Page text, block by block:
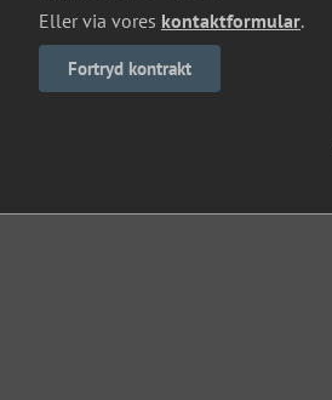
Eller via vores kontaktformular.
Fortryd kontrakt